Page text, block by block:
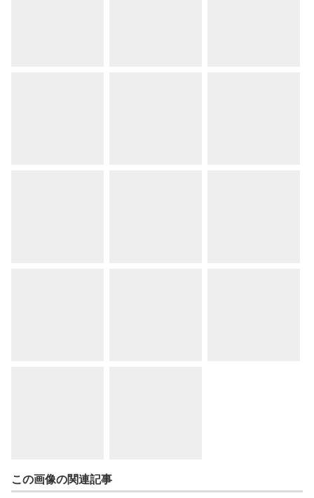
この画像の関連記事